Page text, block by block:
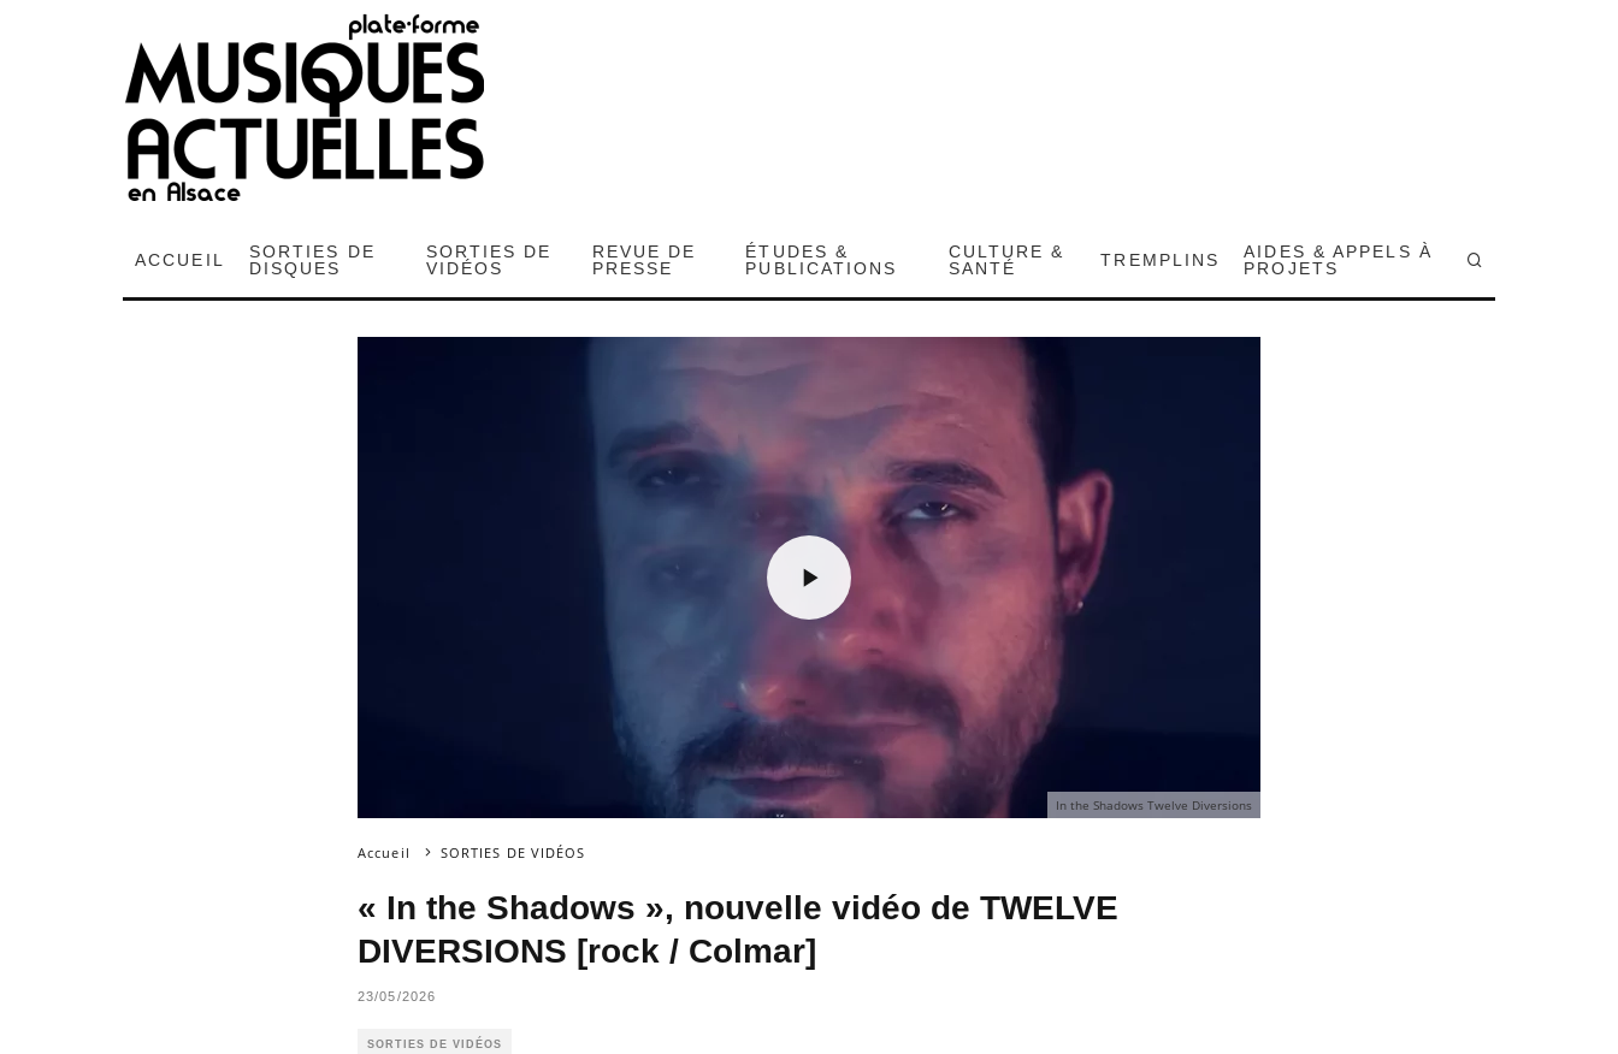
ACCUEIL
SORTIES DE
DISQUES
SORTIES DE
VIDÉOS
REVUE DE
PRESSE
ÉTUDES &
PUBLICATIONS
CULTURE &
SANTÉ
TREMPLINS
AIDES & APPELS À
PROJETS
In the Shadows Twelve Diversions
Accueil SORTIES DE VIDÉOS
« In the Shadows », nouvelle vidéo de TWELVE
DIVERSIONS [rock / Colmar]
23/05/2026
SORTIES DE VIDÉOS